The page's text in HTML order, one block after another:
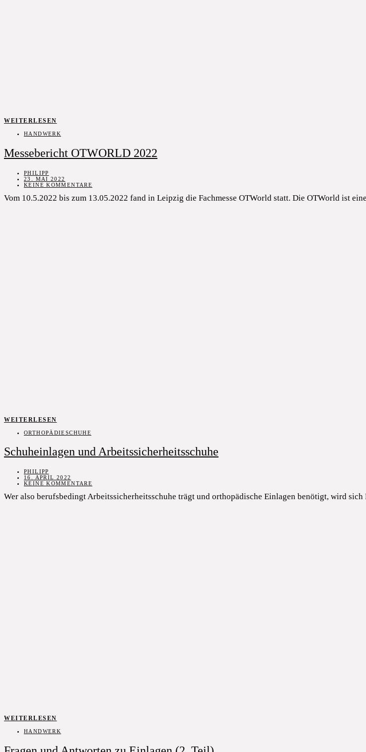
WEITERLESEN
HANDWERK
Messebericht OTWORLD 2022
PHILIPP
23. MAI 2022
KEINE KOMMENTARE
Vom 10.5.2022 bis zum 13.05.2022 fand in Leipzig die Fachmesse OTWorld statt. Die OTWorld ist
WEITERLESEN
ORTHOPÄDIESCHUHE
Schuheinlagen und Arbeitssicherheitsschuhe
PHILIPP
16. APRIL 2022
KEINE KOMMENTARE
Wer also berufsbedingt Arbeitssicherheitsschuhe trägt und orthopädische Einlagen benötigt, wird
WEITERLESEN
HANDWERK